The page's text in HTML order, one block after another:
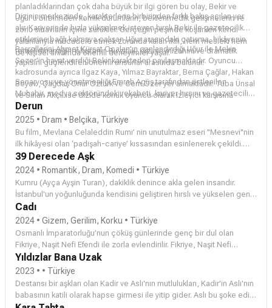
planladıklarından çok daha büyük bir ilgi gören bu olay, Bekir ve
Uğur'u birbirinden komik durumların, beklenmedik gelişmelerin ve
zorlu sınavların içine sürükler. Gerçeğin peşinde koşarken kendi
yalanlarıyla mücadele etmek zorunda kalan ikili, hem mesleki hem
de kişisel anlamda önemli deneyimler yaşar.
Dizinin merkezinde, karakterlerin birbirinden farklı bakış açıları yer
alır. Kariyerinde hızla yükselmek isteyen hırslı Bekir ile gazetecilik
etiklerine bağlı kalmaya çalışan Uğur arasındaki çatışma, hikâyenin
temel dinamiğini oluşturur. Bu zıtlık, dizinin mizahını ve dramatik
yapısını güçlendiren önemli unsurlar arasında bulunur.
Başrollerini Ahmet Kürşat Öçalan'ın canlandırdığı Uğur ile Mekin
Sezer'in hayat verdiği Bekir karakterleri paylaşmaktadır. Oyuncu
kadrosunda ayrıca Ilgaz Kaya , Yılmaz Bayraktar, Berna Çağlar, Hakan
Boyav,Çağdaş Onur ÖztürkveCem Özeryer almaktadır.Tuba Ünsal
veSinan Akçılise dizide konuk oyuncu olarak izleyici karşısına
çıkmaktadır.
Senaryosu ve yönetmenliğiEmrah Agüştarafından üstlenilen
Muhabir, medya sektöründeki rekabeti, kariyer hırsını ve gazetecilik
dünyasının dinamiklerini eğlenceli bir anlatımla ekrana taşıyan
yapımlar arasında yer almaktadır. Dizi, tabii platformunda izleyicilerle
buluşmaktadır.
Derun
2025 • Dram • Belçika, Türkiye
Bu film, Mevlana Celaleddin Rumi’ nin unutulmaz eseri "Mesnevi"nin
ilk hikâyesi olan ‘padişah-cariye’ kıssasından esinlenerek çekildi.
Film, kendini kırk yıldır insanlardan soyutlamış ve Karadeniz’de tek
başına yaşayarak hayatını süren altmışlı yaşlarındaki Marife’yi (
Aslan
) odağına alıyor. Marife'yi bu yalnızlığa hapseden, gençliğinde
yaşadığı büyük aşk ve hayal kırıklığı gözler önüne seriliyor.
39 Derecede Aşk
2024 • Romantik, Dram, Komedi • Türkiye
Kumru (Ayça Ayşin Turan), dakiklik denince akla gelen insandır.
İstanbul'un yoğunluğunda kendisini geliştiren hırslı ve yükselen genç
bir avukattır. Fatih (
sürmektedir. Kumru bir anda kendini İzmir'de bulduğunda ya
kariyerini zirveye çıkaracak ya da yerle bir edecek bir boşanma
davasını alır. Burada yolu Fatih ile kesişecektir.
Cadı
2024 • Gizem, Gerilim, Korku • Türkiye
Osmanlı İmparatorluğu’nun çöküş günlerinde genç bir dul olan
Fikriye, Naşit Nefi Efendi ile zorla evlendirilir. Fikriye, Naşit Nefi
Efendi ve yaşadığı köşk hakkındaki cadı söylentilerinin ardındaki
gizemi çözmeye çalışırken başına gerilim dolu olaylar gelir. Film,
Hüseyin Rahmi Gürpınar’ın aynı isimli romanından uyarlandı.
Yıldızlar Bana Uzak
2023 • • Türkiye
Destansı bir aşkları olan Kadir ve Aslı'nın mutlulukları, Kadir'in Aslı'nın
babasının katili olarak hapse girmesi ile yitip gider. Aslı bu şoke edici